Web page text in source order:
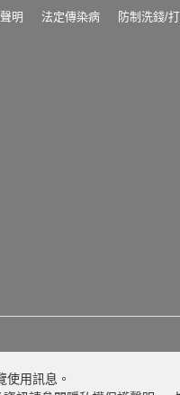
明 法定傳染病 防制洗錢/
用訊息。